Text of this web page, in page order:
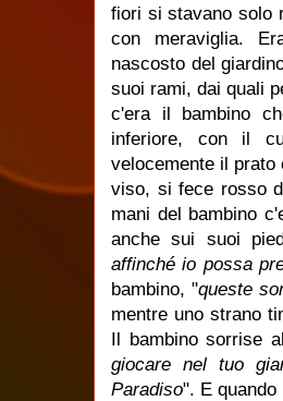
fiori si stavano solo
con meraviglia.
nascosto del
suoi rami, dai quali
c'era il bambino
inferiore, con il
velocemente il
viso, si fece rosso
mani del bambino
anche sui suoi
affinché io possa
bambino, "queste
mentre uno strano
Il bambino sorrise
giocare nel tuo
Paradiso". E